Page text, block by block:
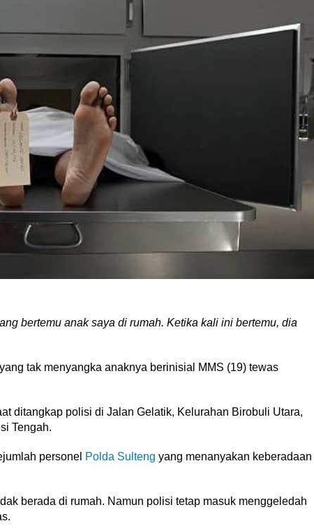
bertemu anak saya di rumah. Ketika kali ini bertemu, dia
tak menyangka anaknya berinisial MMS (19) tewas
ditangkap polisi di Jalan Gelatik, Kelurahan Birobuli Utara,
Tengah.
personel Polda Sulteng yang menanyakan keberadaan
berada di rumah. Namun polisi tetap masuk menggeledah